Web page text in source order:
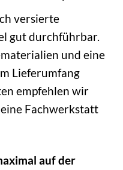
versierte
gut durchführbar.
und eine
Lieferumfang
empfehlen wir
Fachwerkstatt
auf der